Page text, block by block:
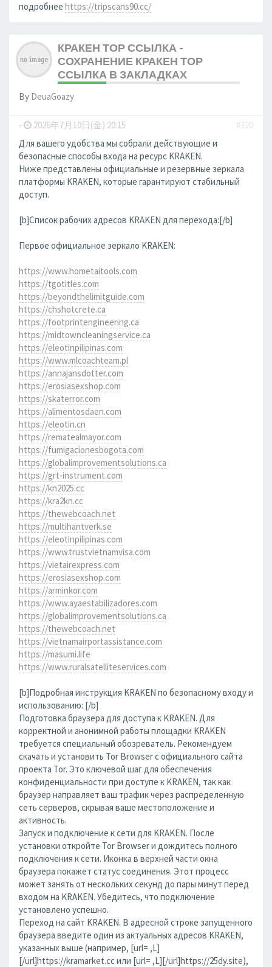
подробнее https://tripscans90.cc/
КРАКЕН ТОР ССЫЛКА -
СОХРАНЕНИЕ КРАКЕН ТОР
ССЫЛКА В ЗАКЛАДКАХ
By DeuaGoazy
- 2026年7月10日(金) 20:15
#320
Для вашего удобства мы собрали действующие и
безопасные способы входа на ресурс KRAKEN.
Ниже представлены официальные и резервные зеркала
платформы KRAKEN, которые гарантируют стабильный
доступ.
[b]Список рабочих адресов KRAKEN для перехода:[/b]
Первое официальное зеркало KRAKEN:
https://www.hometaitools.com
https://tgotitles.com
https://beyondthelimitguide.com
https://chshotcrete.ca
https://footprintengineering.ca
https://midtowncleaningservice.ca
https://eleotinpilipinas.com
https://www.mlcoachteam.pl
https://annajansdotter.com
https://erosiasexshop.com
https://skaterror.com
https://alimentosdaen.com
https://eleotin.cn
https://rematealmayor.com
https://fumigacionesbogota.com
https://globalimprovementsolutions.ca
https://grt-instrument.com
https://kn2025.cc
https://kra2kn.cc
https://thewebcoach.net
https://multihantverk.se
https://eleotinpilipinas.com
https://www.trustvietnamvisa.com
https://vietairexpress.com
https://erosiasexshop.com
https://arminkor.com
https://www.ayaestabilizadores.com
https://globalimprovementsolutions.ca
https://thewebcoach.net
https://vietnamairportassistance.com
https://masumi.life
https://www.ruralsatelliteservices.com
[b]Подробная инструкция KRAKEN по безопасному входу и
использованию: [/b]
Подготовка браузера для доступа к KRAKEN. Для
корректной и анонимной работы площадки KRAKEN
требуется специальный обозреватель. Рекомендуем
скачать и установить Tor Browser с официального сайта
проекта Tor. Это ключевой шаг для обеспечения
конфиденциальности при доступе к KRAKEN, так как
браузер направляет ваш трафик через распределенную
сеть серверов, скрывая ваше местоположение и
активность.
Запуск и подключение к сети для KRAKEN. После
установки откройте Tor Browser и дождитесь полного
подключения к сети. Иконка в верхней части окна
браузера покажет статус соединения. Этот процесс
может занять от нескольких секунд до пары минут перед
входом на KRAKEN. Убедитесь, что подключение
установлено успешно.
Переход на сайт KRAKEN. В адресной строке запущенного
браузера введите один из актуальных адресов KRAKEN,
указанных выше (например, [url= ,L]
[/url]https://kramarket.cc или [url= ,L][/url]https://25dy.site),